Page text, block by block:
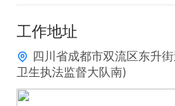
工作地址
四川省成都市双流区东升
卫生执法监督大队南)